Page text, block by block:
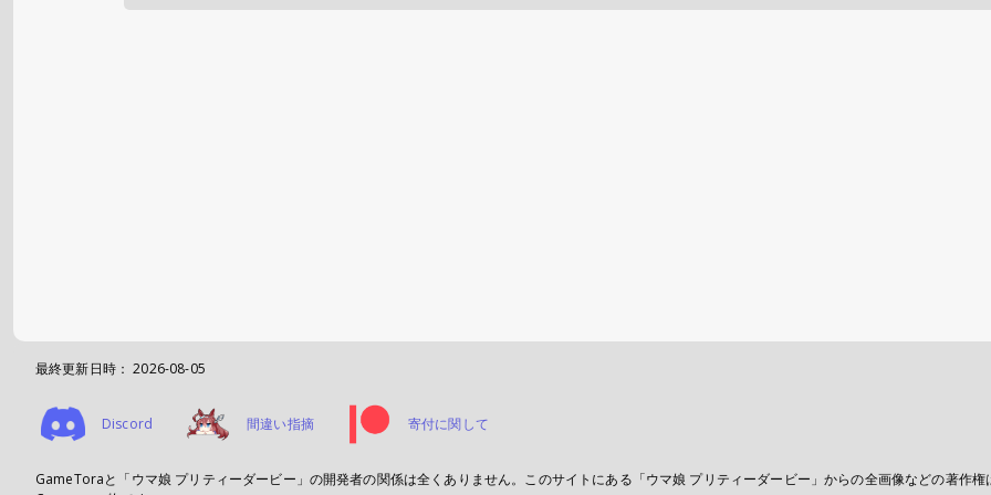
最終更新日時： 2026-08-05
Discord 間違い指摘 寄付に関して
GameToraと「ウマ娘 プリティーダービー」の開発者の関係は全くありません。このサイトにある「ウマ娘 プリティーダービー」からの全画像などの著作権